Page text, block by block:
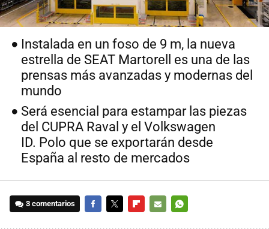
Instalada en un foso de 9 m, la nueva
estrella de SEAT Martorell es una de las
prensas más avanzadas y modernas del
mundo
Será esencial para estampar las piezas
del CUPRA Raval y el Volkswagen
ID. Polo que se exportarán desde
España al resto de mercados
3 comentarios